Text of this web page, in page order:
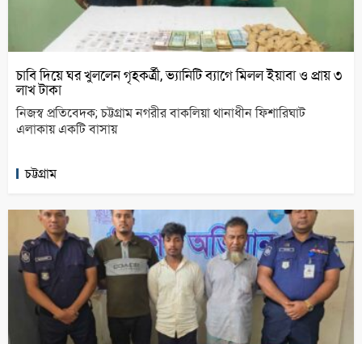
চাবি দিয়ে ঘর খুললেন গৃহকর্ত্রী, ভ্যানিটি ব্যাগে মিলল ইয়াবা ও প্রায় ৩
লাখ টাকা
নিজস্ব প্রতিবেদক; চট্টগ্রাম নগরীর বাকলিয়া থানাধীন ফিশারিঘাট
এলাকায় একটি বাসায়
চট্টগ্রাম